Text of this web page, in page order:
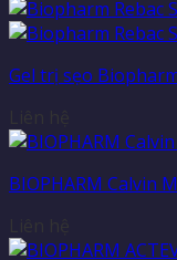
Gel trị sẹo
BIOPHARM Calvin